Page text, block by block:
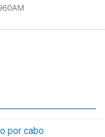
por cabo